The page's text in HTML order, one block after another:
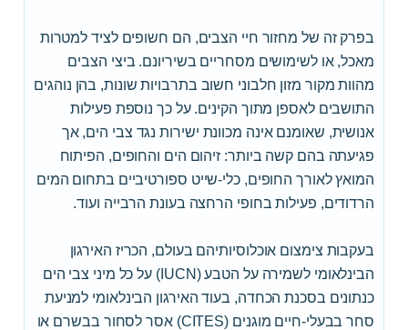
בפרק זה של מחזור חיי הצבים, הם חשופים לציד למטרות
מאכל, או לשימושים מסחריים בשיריונם. ביצי הצבים
מהוות מקור מזון חלבוני חשוב בתרבויות שונות, בהן נוהגים
התושבים לאספן מתוך הקינים. על כך נוספת פעילות
אנושית, שאומנם אינה מכוונת ישירות נגד צבי הים, אך
פגיעתה בהם קשה ביותר: זיהום הים והחופים, הפיתוח
המואץ לאורך החופים, כלי-שייט ספורטיביים בתחום המים
הרדודים, פעילות בחופי הרחצה בעונת הרבייה ועוד.
בעקבות צימצום אוכלוסיותיהם בעולם, הכריז האירגון
הבינלאומי לשמירה על הטבע (IUCN) על כל מיני צבי הים
כנתונים בסכנת הכחדה, בעוד האירגון הבינלאומי למניעת
סחר בבעלי-חיים מוגנים (CITES) אסר לסחור בבשרם או